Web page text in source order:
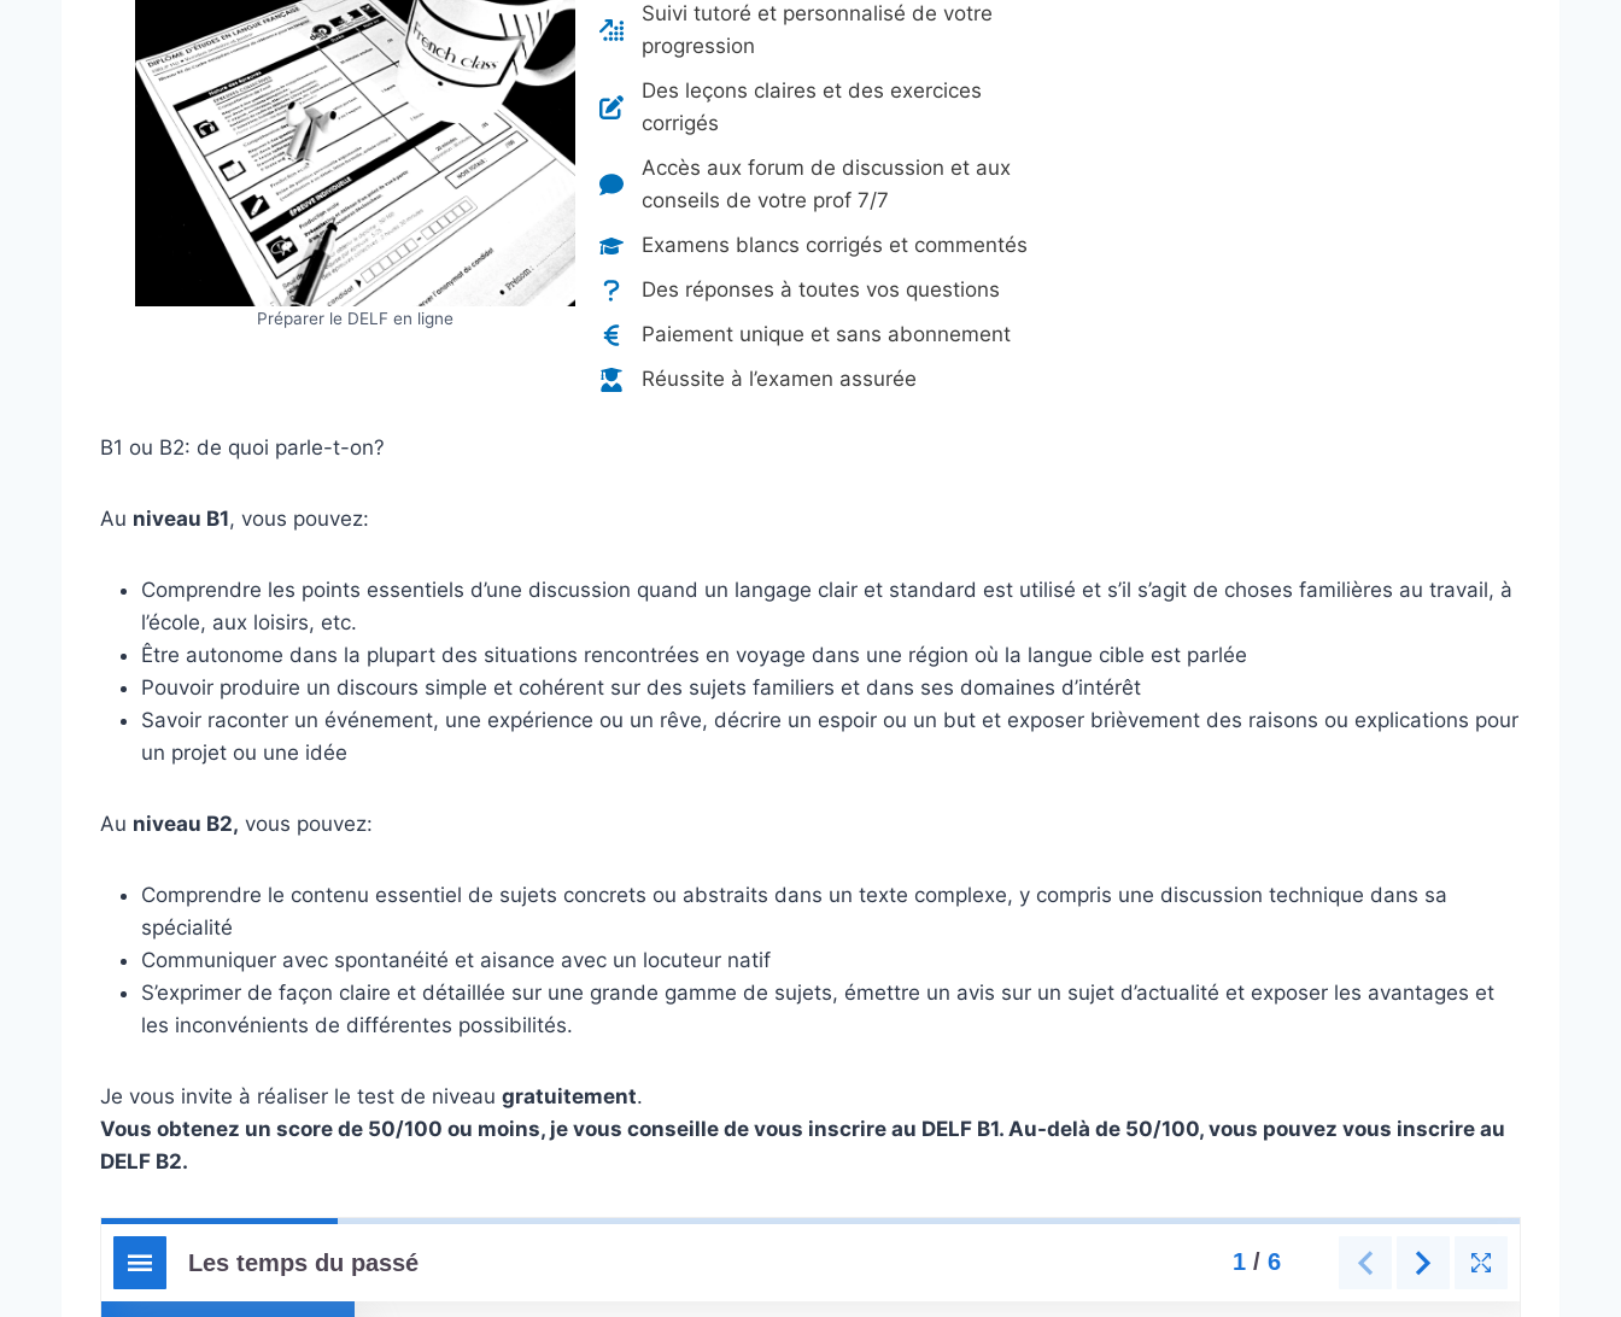
Préparer le DELF en ligne
Suivi tutoré et personnalisé de votre
progression
Des leçons claires et des exercices
corrigés
Accès aux forum de discussion et aux
conseils de votre prof 7/7
Examens blancs corrigés et commentés
Des réponses à toutes vos questions
Paiement unique et sans abonnement
Réussite à l’examen assurée
B1 ou B2: de quoi parle-t-on?
Au niveau B1, vous pouvez:
Comprendre les points essentiels d’une discussion quand un langage clair et standard est utilisé et s’il s’agit de choses familières au travail, à
l’école, aux loisirs, etc.
Être autonome dans la plupart des situations rencontrées en voyage dans une région où la langue cible est parlée
Pouvoir produire un discours simple et cohérent sur des sujets familiers et dans ses domaines d’intérêt
Savoir raconter un événement, une expérience ou un rêve, décrire un espoir ou un but et exposer brièvement des raisons ou explications pour
un projet ou une idée
Au niveau B2, vous pouvez:
Comprendre le contenu essentiel de sujets concrets ou abstraits dans un texte complexe, y compris une discussion technique dans sa
spécialité
Communiquer avec spontanéité et aisance avec un locuteur natif
S’exprimer de façon claire et détaillée sur une grande gamme de sujets, émettre un avis sur un sujet d’actualité et exposer les avantages et
les inconvénients de différentes possibilités.
Je vous invite à réaliser le test de niveau gratuitement.
Vous obtenez un score de 50/100 ou moins, je vous conseille de vous inscrire au DELF B1. Au-delà de 50/100, vous pouvez vous inscrire au
DELF B2.